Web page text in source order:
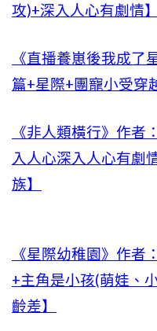
攻)+深入人心有劇情】
《直播養崽後我成了
篇+星際+團寵小受穿
《非人類橫行》作者
入人心深入人心有劇
族】
《星際幼稚園》作者
+主角是小孩(萌娃、
齡差】